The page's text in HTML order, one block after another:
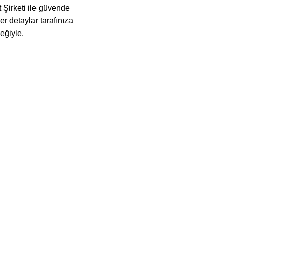
Şirketi ile güvende
detaylar tarafınıza